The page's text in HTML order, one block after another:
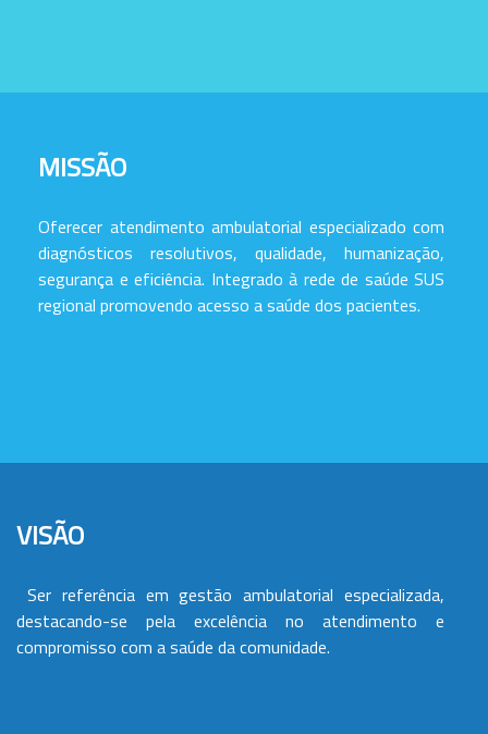
MISSÃO
Oferecer atendimento ambulatorial especializado com
diagnósticos resolutivos, qualidade, humanização,
segurança e eficiência. Integrado à rede de saúde SUS
regional promovendo acesso a saúde dos pacientes.
VISÃO
Ser referência em gestão ambulatorial especializada,
destacando-se pela excelência no atendimento e
compromisso com a saúde da comunidade.